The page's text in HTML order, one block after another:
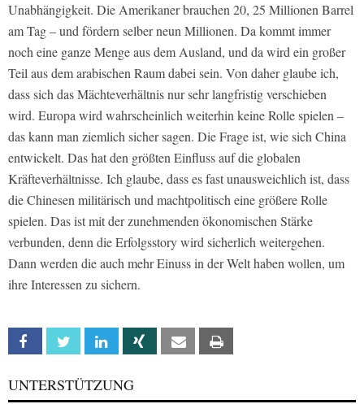
Unabhängigkeit. Die Amerikaner brauchen 20, 25 Millionen Barrel
am Tag – und fördern selber neun Millionen. Da kommt immer
noch eine ganze Menge aus dem Ausland, und da wird ein großer
Teil aus dem arabischen Raum dabei sein. Von daher glaube ich,
dass sich das Mächteverhältnis nur sehr langfristig verschieben
wird. Europa wird wahrscheinlich weiterhin keine Rolle spielen –
das kann man ziemlich sicher sagen. Die Frage ist, wie sich China
entwickelt. Das hat den größten Einfluss auf die globalen
Kräfteverhältnisse. Ich glaube, dass es fast unausweichlich ist, dass
die Chinesen militärisch und machtpolitisch eine größere Rolle
spielen. Das ist mit der zunehmenden ökonomischen Stärke
verbunden, denn die Erfolgsstory wird sicherlich weitergehen.
Dann werden die auch mehr Einuss in der Welt haben wollen, um
ihre Interessen zu sichern.
Facebook Twitter Linkedin Xing Email
UNTERSTÜTZUNG